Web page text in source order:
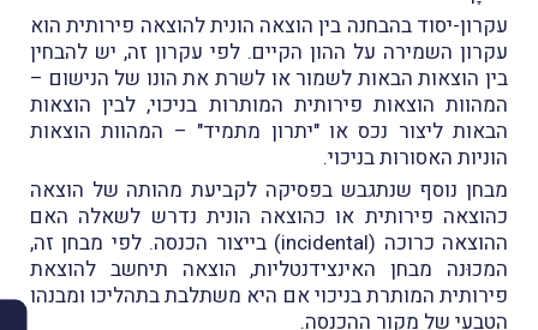
עקרון-יסוד בהבחנה בין הוצאה הונית להוצאה פירותית הוא
עקרון השמירה על ההון הקיים. לפי עקרון זה, יש להבחין
בין הוצאות הבאות לשמור או לשרת את הונו של הנישום –
המהוות הוצאות פירותית המותרות בניכוי, לבין הוצאות
הבאות ליצור נכס או "יתרון מתמיד" – המהוות הוצאות
הוניות האסורות בניכוי.
מבחן נוסף שנתגבש בפסיקה לקביעת מהותה של הוצאה
כהוצאה פירותית או כהוצאה הונית נדרש לשאלה האם
ההוצאה כרוכה (incidental) בייצור הכנסה. לפי מבחן זה,
המכוּנה מבחן האינצידנטליות, הוצאה תיחשב להוצאת
פירותית המותרת בניכוי אם היא משתלבת בתהליכו ומבנהו
הטבעי של מקור ההכנסה.